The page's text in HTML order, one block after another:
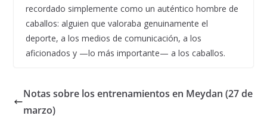
recordado simplemente como un auténtico hombre de
caballos: alguien que valoraba genuinamente el
deporte, a los medios de comunicación, a los
aficionados y —lo más importante— a los caballos.
Notas sobre los entrenamientos en Meydan (27 de
marzo)